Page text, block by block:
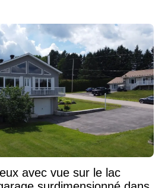
avec vue sur le lac